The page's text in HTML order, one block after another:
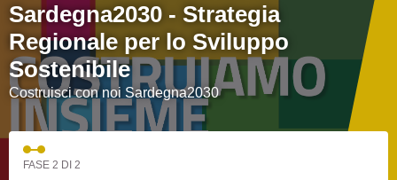
Sardegna2030 - Strategia
Regionale per lo Sviluppo
Sostenibile
Costruisci con noi Sardegna2030
FASE 2 DI 2